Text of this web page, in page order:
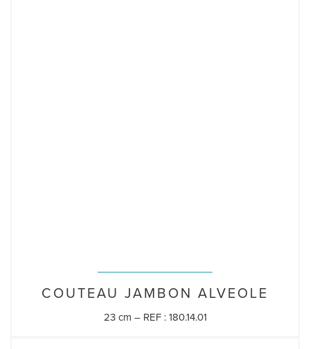
COUTEAU JAMBON ALVEOLE
23 cm – REF : 180.14.01